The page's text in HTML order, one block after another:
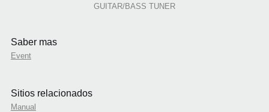
GUITAR/BASS TUNER
Saber mas
Event
Sitios relacionados
Manual